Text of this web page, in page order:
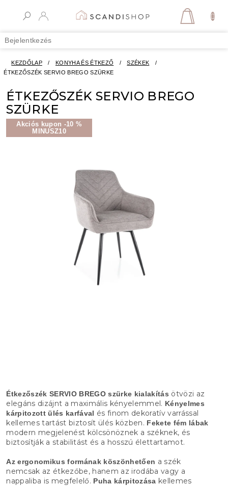
Bejelentkezés
KOSÁR
KEZDŐLAP / KONYHA ÉS ÉTKEZŐ / SZÉKEK
/
ÉTKEZŐSZÉK SERVIO BREGO SZÜRKE
ÉTKEZŐSZÉK SERVIO BREGO
SZÜRKE
Akciós kupon -10 %
MINUSZ10
Étkezőszék SERVIO BREGO szürke kialakítás ötvözi az
elegáns dizájnt a maximális kényelemmel. Kényelmes
kárpitozott ülés karfával és finom dekoratív varrással
kellemes tartást biztosít ülés közben. Fekete fém lábak
modern megjelenést kölcsönöznek a széknek, és
biztosítják a stabilitást és a hosszú élettartamot.
Az ergonomikus formának köszönhetően a szék
nemcsak az étkezőbe, hanem az irodába vagy a
nappaliba is megfelelő. Puha kárpitozása kellemes